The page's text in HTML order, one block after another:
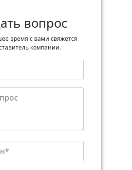
вопрос
время с вами свяжется
компании.